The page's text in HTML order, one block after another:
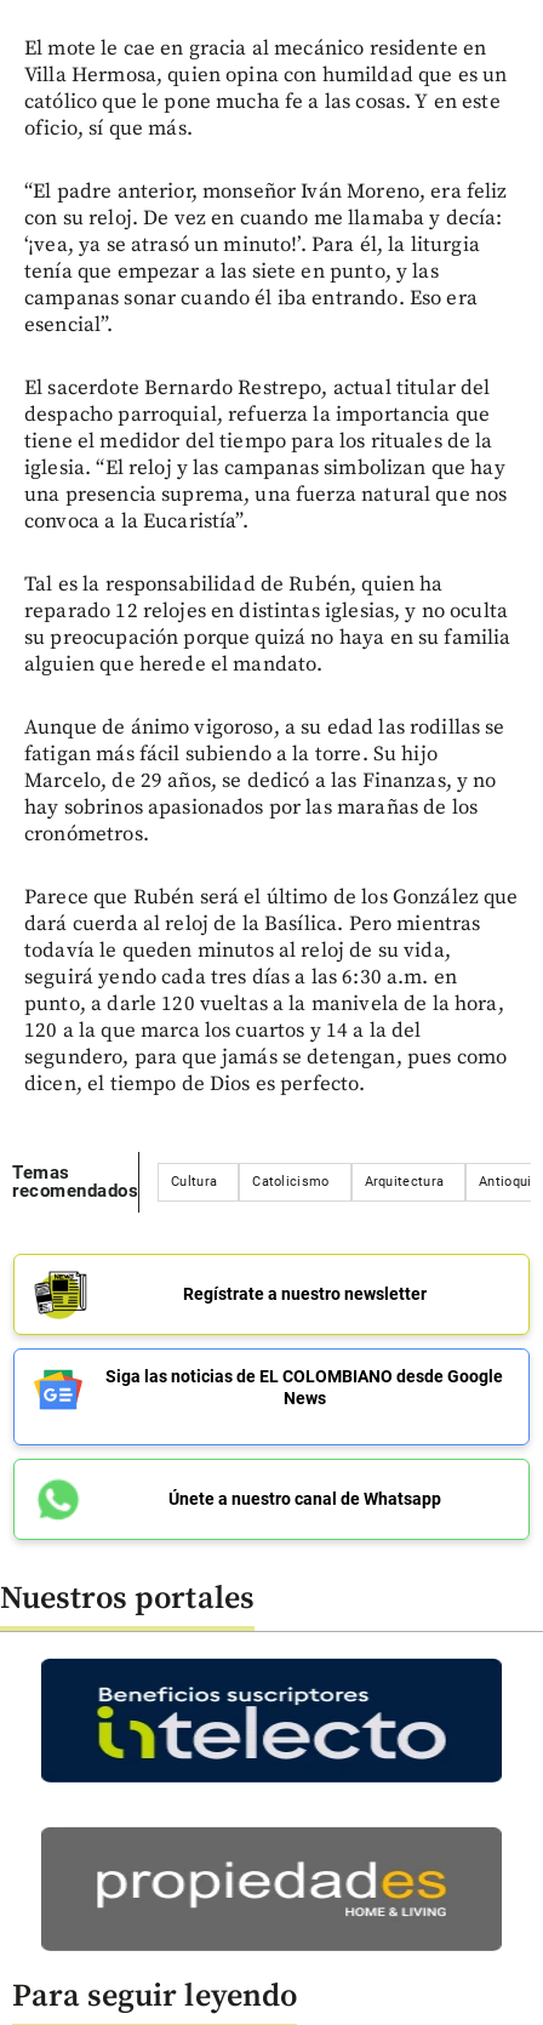
El mote le cae en gracia al mecánico residente en
Villa Hermosa, quien opina con humildad que es un
católico que le pone mucha fe a las cosas. Y en este
oficio, sí que más.
“El padre anterior, monseñor Iván Moreno, era feliz
con su reloj. De vez en cuando me llamaba y decía:
‘¡vea, ya se atrasó un minuto!’. Para él, la liturgia
tenía que empezar a las siete en punto, y las
campanas sonar cuando él iba entrando. Eso era
esencial”.
El sacerdote Bernardo Restrepo, actual titular del
despacho parroquial, refuerza la importancia que
tiene el medidor del tiempo para los rituales de la
iglesia. “El reloj y las campanas simbolizan que hay
una presencia suprema, una fuerza natural que nos
convoca a la Eucaristía”.
Tal es la responsabilidad de Rubén, quien ha
reparado 12 relojes en distintas iglesias, y no oculta
su preocupación porque quizá no haya en su familia
alguien que herede el mandato.
Aunque de ánimo vigoroso, a su edad las rodillas se
fatigan más fácil subiendo a la torre. Su hijo
Marcelo, de 29 años, se dedicó a las Finanzas, y no
hay sobrinos apasionados por las marañas de los
cronómetros.
Parece que Rubén será el último de los González que
dará cuerda al reloj de la Basílica. Pero mientras
todavía le queden minutos al reloj de su vida,
seguirá yendo cada tres días a las 6:30 a.m. en
punto, a darle 120 vueltas a la manivela de la hora,
120 a la que marca los cuartos y 14 a la del
segundero, para que jamás se detengan, pues como
dicen, el tiempo de Dios es perfecto.
Temas
recomendados
Cultura Catolicismo Arquitectura Antioquia
Regístrate a nuestro newsletter
Siga las noticias de EL COLOMBIANO desde Google
News
Únete a nuestro canal de Whatsapp
Nuestros portales
Para seguir leyendo